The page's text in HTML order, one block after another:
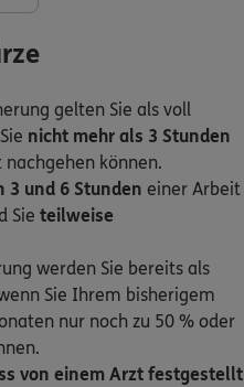
095
(gebührenfrei)
gelten Sie als voll
nicht mehr als 3 Stunden
können.
3 und 6 Stunden einer Arbeit
Sie teilweise
werden Sie bereits als
Sie Ihrem bisherigem
nur noch zu 50 % oder
von einem Arzt festgestellt